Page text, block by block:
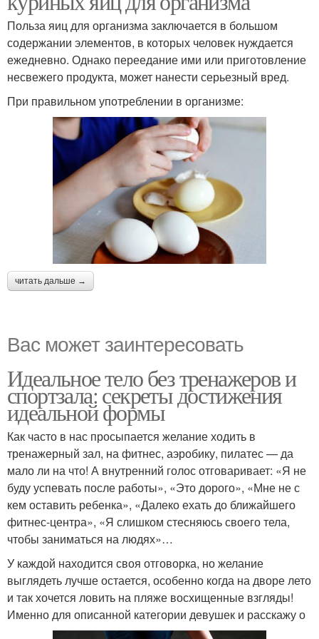
Польза яиц для организма заключается в большом
содержании элементов, в которых человек нуждается
ежедневно. Однако переедание ими или приготовление
несвежего продукта, может нанести серьезный вред.
При правильном употреблении в организме:
читать дальше →
Вас может заинтересовать
Идеальное тело без тренажеров и
спортзала: секреты достижения
идеальной формы
Как часто в нас просыпается желание ходить в
тренажерный зал, на фитнес, аэробику, пилатес — да
мало ли на что! А внутренний голос отговаривает: «Я не
буду успевать после работы», «Это дорого», «Мне не с
кем оставить ребенка», «Далеко ехать до ближайшего
фитнес-центра», «Я слишком стесняюсь своего тела,
чтобы заниматься на людях»…
У каждой находится своя отговорка, но желание
выглядеть лучше остается, особенно когда на дворе лето
и так хочется ловить на пляже восхищенные взгляды!
Именно для описанной категории девушек и расскажу о